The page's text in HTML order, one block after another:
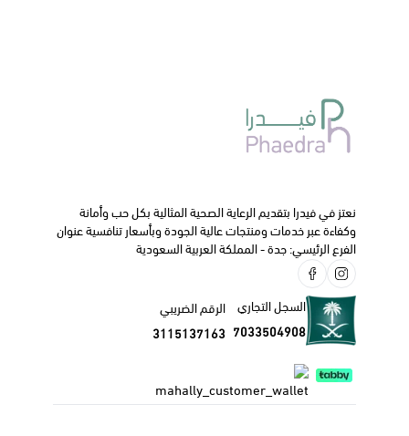
نعتز في فيدرا بتقديم الرعاية الصحية المثالية بكل حب وأمانة
وكفاءة عبر خدمات ومنتجات عالية الجودة وبأسعار تنافسية عنوان
الفرع الرئيسي: جدة - المملكة العربية السعودية
السجل التجاري
7033504908
الرقم الضريبي
3115137163